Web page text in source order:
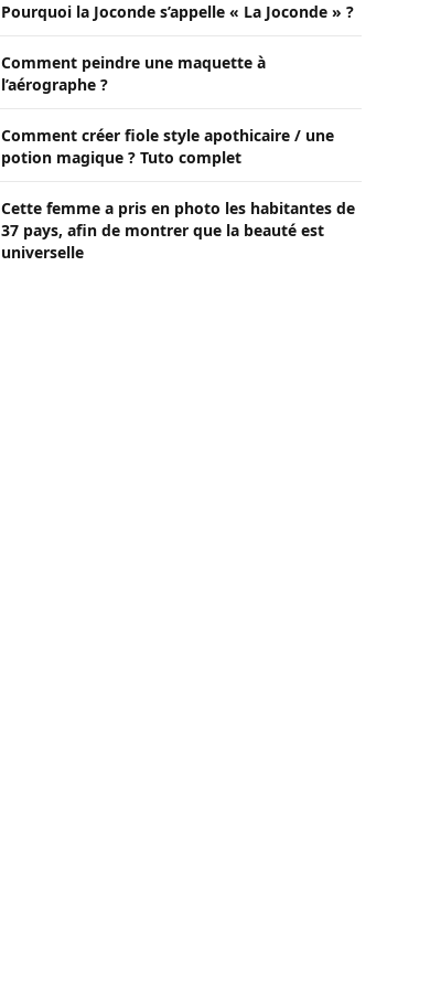
Pourquoi la Joconde s’appelle « La Joconde » ?
Comment peindre une maquette à
l’aérographe ?
Comment créer fiole style apothicaire / une
potion magique ? Tuto complet
Cette femme a pris en photo les habitantes de
37 pays, afin de montrer que la beauté est
universelle